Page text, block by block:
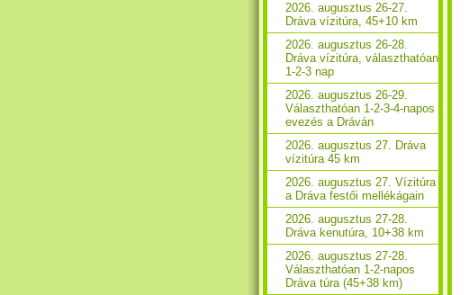
2026. augusztus 26-27.
Dráva vízitúra, 45+10 km
2026. augusztus 26-28.
Dráva vízitúra, választhatóan
1-2-3 nap
2026. augusztus 26-29.
Választhatóan 1-2-3-4-napos
evezés a Dráván
2026. augusztus 27. Dráva
vízitúra 45 km
2026. augusztus 27. Vízitúra
a Dráva festői mellékágain
2026. augusztus 27-28.
Dráva kenutúra, 10+38 km
2026. augusztus 27-28.
Választhatóan 1-2-napos
Dráva túra (45+38 km)